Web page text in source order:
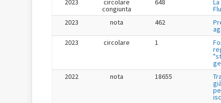
2023
circolare
congiunta
648
2023
nota 462
2023
circolare 1
2022
nota 18655